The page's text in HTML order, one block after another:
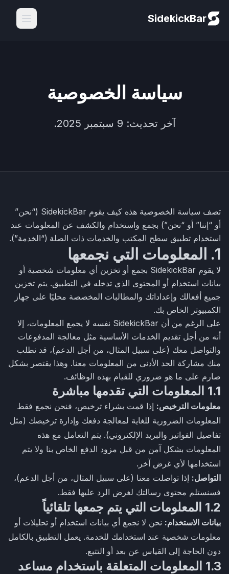
SidekickBar
سياسة الخصوصية
آخر تحديث: 9 سبتمبر 2025.
تصف سياسة الخصوصية هذه كيف يقوم SidekickBar (“نحن”
أو “إننا” أو “نحن”) بجمع واستخدام والكشف عن المعلومات عند
استخدام تطبيق سطح المكتب والخدمات ذات الصلة (“الخدمة”).
1. المعلومات التي نجمعها
لا يقوم SidekickBar بجمع أو تخزين أي معلومات شخصية أو
بيانات استخدام أو المحتوى الذي تدخله في التطبيق. يتم تخزين
جميع أفعالك وإعداداتك والمطالبات المخصصة محليًا على جهاز
الكمبيوتر الخاص بك.
على الرغم من أن SidekickBar نفسه لا يجمع المعلومات، إلا
أنه من أجل تقديم الخدمات الأساسية مثل معالجة المدفوعات
والتواصل معك (على سبيل المثال، من أجل الدعم)، قد نطلب
منك مشاركة الحد الأدنى من المعلومات معنا. وهذا يقتصر بشكل
صارم على ما هو ضروري للقيام بهذه الوظائف.
1.1 المعلومات التي تقدمها مباشرة
معلومات الترخيص: إذا قمت بشراء ترخيص، فنحن نجمع فقط
المعلومات الضرورية للغاية لمعالجة دفعك وإدارة ترخيصك (مثل
تفاصيل الفواتير والبريد الإلكتروني). يتم التعامل مع هذه
المعلومات بشكل آمن من قبل مزود الدفع الخاص بنا ولا يتم
استخدامها لأي غرض آخر.
التواصل: إذا تواصلت معنا (على سبيل المثال، من أجل الدعم)،
فسنستلم محتوى رسالتك لغرض الرد عليها فقط.
1.2 المعلومات التي يتم جمعها تلقائياً
بيانات الاستخدام: نحن لا نجمع أي بيانات استخدام أو تحليلات أو
معلومات شخصية عند استخدامك للخدمة. يعمل التطبيق بالكامل
دون الحاجة إلى القياس عن بعد أو التتبع.
1.3 المعلومات المتعلقة باستخدام مساعد